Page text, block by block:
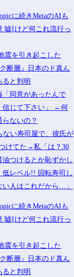
に続きMetaのAIも
嘘ξけど何これ流行っ
震を引き起こした
断層』日本のド真ん
ると判明
「同意があったんで
信じて下さい」 ←何
ないの？
ない寿司屋で、彼氏が
けてた→私「は？30
油つけるとか恥ずかし
低レベル!! 回転寿司し
い人はこれだから…」
に続きMetaのAIも
嘘ξけど何これ流行っ
震を引き起こした
断層』日本のド真ん
ると判明